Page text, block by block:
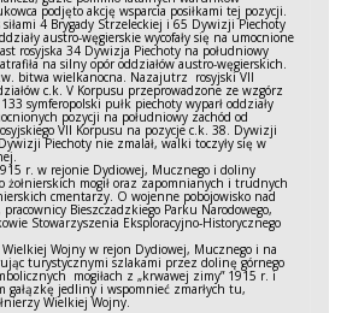
podjęto akcję wsparcia posiłkami tej pozycji.
siłami 4 Brygady Strzeleckiej i 65 Dywizji Piechoty
austro-węgierskie wycofały się na umocnione
rosyjska 34 Dywizja Piechoty na południowy
na silny opór oddziałów austro-węgierskich.
bitwa wielkanocna. Nazajutrz rosyjski VII
c.k. V Korpusu przeprowadzone ze wzgórz
133 symferopolski pułk piechoty wyparł oddziały
pozycji na południowy zachód od
VII Korpusu na pozycje c.k. 38. Dywizji
Piechoty nie zmalał, walki toczyły się w
r. w rejonie Dydiowej, Mucznego i doliny
żołnierskich mogił oraz zapomnianych i trudnych
cmentarzy. O wojenne pobojowisko nad
Bieszczadzkiego Parku Narodowego,
Stowarzyszenia Eksploracyjno-Historycznego
Wojny w rejon Dydiowej, Mucznego i na
turystycznymi szlakami przez dolinę górnego
mogiłach z „krwawej zimy” 1915 r. i
gałązkę jedliny i wspomnieć zmarłych tu,
Wielkiej Wojny.